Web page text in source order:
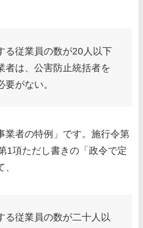
る従業員の数が20人以下
者は、公害防止統括者を
要がない。
業者の特例」です。施行令第
1項ただし書きの「政令で定
る従業員の数が二十人以